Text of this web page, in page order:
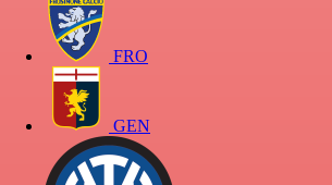
FRO
GEN